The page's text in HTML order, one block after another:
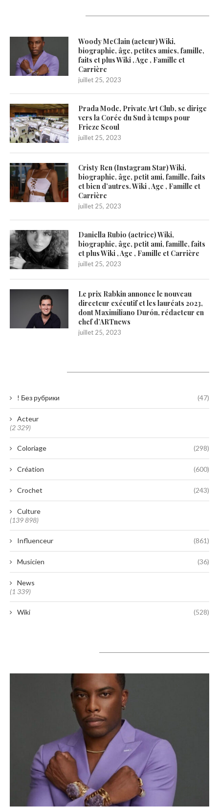
Woody McClain (acteur) Wiki,
biographie, âge, petites amies, famille,
faits et plus Wiki , Age , Famille et
Carrière
juillet 25, 2023
Prada Mode, Private Art Club, se dirige
vers la Corée du Sud à temps pour
Frieze Seoul
juillet 25, 2023
Cristy Ren (Instagram Star) Wiki,
biographie, âge, petit ami, famille, faits
et bien d’autres. Wiki , Age , Famille et
Carrière
juillet 25, 2023
Daniella Rubio (actrice) Wiki,
biographie, âge, petit ami, famille, faits
et plus Wiki , Age , Famille et Carrière
juillet 25, 2023
Le prix Rabkin annonce le nouveau
directeur exécutif et les lauréats 2023,
dont Maximiliano Durón, rédacteur en
chef d’ARTnews
juillet 25, 2023
! Без рубрики (47)
Acteur
(2 329)
Coloriage (298)
Création (600)
Crochet (243)
Culture
(139 898)
Influenceur (861)
Musicien (36)
News
(1 339)
Wiki (528)